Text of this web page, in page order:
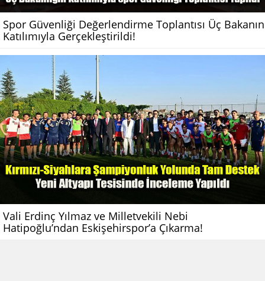
Spor Güvenliği Değerlendirme Toplantısı Üç Bakanın
Katılımıyla Gerçekleştirildi!
Vali Erdinç Yılmaz ve Milletvekili Nebi
Hatipoğlu’ndan Eskişehirspor’a Çıkarma!